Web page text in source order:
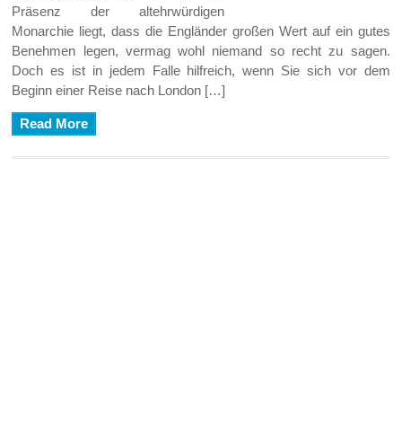
Präsenz der altehrwürdigen
Monarchie liegt, dass die Engländer großen Wert auf ein gutes
Benehmen legen, vermag wohl niemand so recht zu sagen.
Doch es ist in jedem Falle hilfreich, wenn Sie sich vor dem
Beginn einer Reise nach London […]
Read More